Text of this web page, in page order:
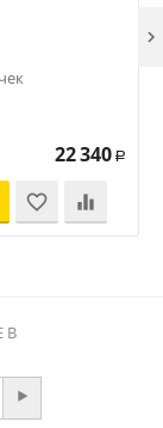
22 340 Р

В